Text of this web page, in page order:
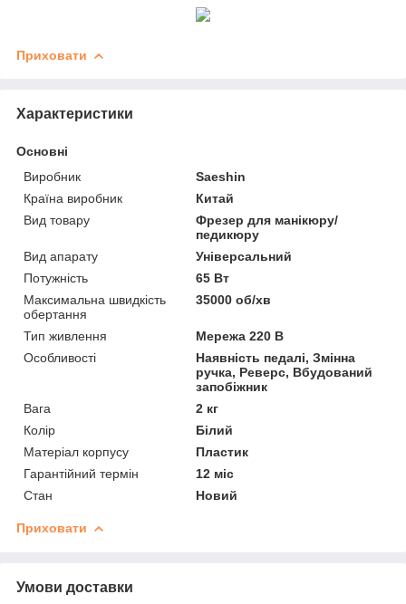
Приховати
Характеристики
Основні
Виробник
Saeshin
Країна виробник
Китай
Вид товару
Фрезер для манікюру/
педикюру
Вид апарату
Універсальний
Потужність
65 Вт
Максимальна швидкість
обертання
35000 об/хв
Тип живлення
Мережа 220 В
Особливості
Наявність педалі, Змінна
ручка, Реверс, Вбудований
запобіжник
Вага
2 кг
Колір
Білий
Матеріал корпусу
Пластик
Гарантійний термін
12 міс
Стан
Новий
Приховати
Умови доставки